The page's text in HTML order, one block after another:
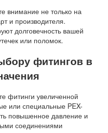
внимание не только на
и производителя.
долговечность вашей
или поломок.
фитингов в
фитинги увеличенной
или специальные PEX-
повышенное давление и
соединениями